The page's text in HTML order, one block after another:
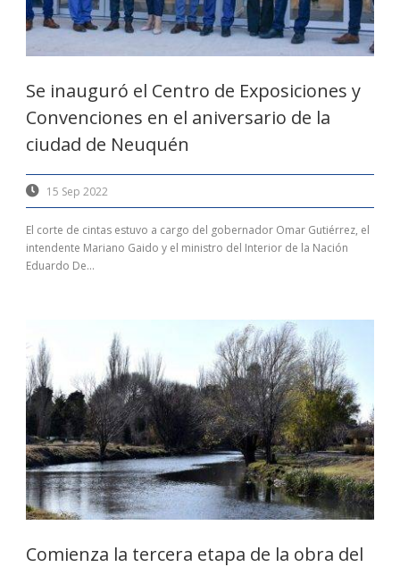
Se inauguró el Centro de Exposiciones y
Convenciones en el aniversario de la
ciudad de Neuquén
15 Sep 2022
El corte de cintas estuvo a cargo del gobernador Omar Gutiérrez, el
intendente Mariano Gaido y el ministro del Interior de la Nación
Eduardo De...
Comienza la tercera etapa de la obra del